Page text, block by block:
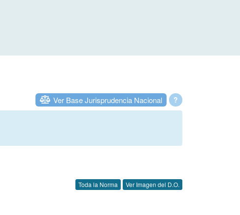
?
Ver Base Jurisprudencia Nacional
Toda la Norma Ver Imagen del D.O.